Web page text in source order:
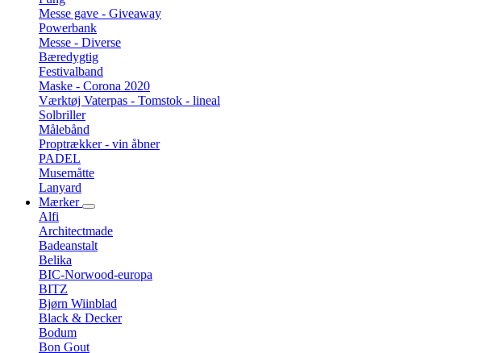
Messe gave - Giveaway
Powerbank
Messe - Diverse
Bæredygtig
Festivalband
Maske - Corona 2020
Værktøj Vaterpas - Tomstok - lineal
Solbriller
Målebånd
Proptrækker - vin åbner
PADEL
Musemåtte
Lanyard
Mærker
Alfi
Architectmade
Badeanstalt
Belika
BIC-Norwood-europa
BITZ
Bjørn Wiinblad
Black & Decker
Bodum
Bon Gout